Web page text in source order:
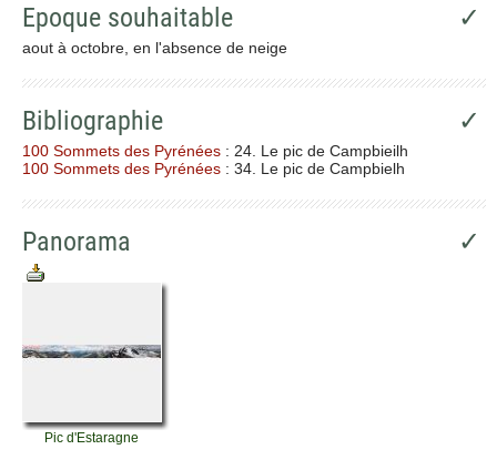
Epoque souhaitable ✓
aout à octobre, en l'absence de neige
Bibliographie ✓
100 Sommets des Pyrénées : 24. Le pic de Campbieilh
100 Sommets des Pyrénées : 34. Le pic de Campbielh
Panorama ✓
Pic d'Estaragne